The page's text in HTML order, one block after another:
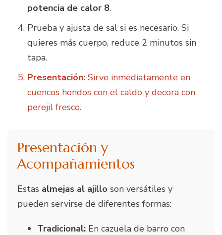
potencia de calor 8.
Prueba y ajusta de sal si es necesario. Si
quieres más cuerpo, reduce 2 minutos sin
tapa.
Presentación: Sirve inmediatamente en
cuencos hondos con el caldo y decora con
perejil fresco.
Presentación y
Acompañamientos
Estas almejas al ajillo son versátiles y
pueden servirse de diferentes formas:
Tradicional: En cazuela de barro con